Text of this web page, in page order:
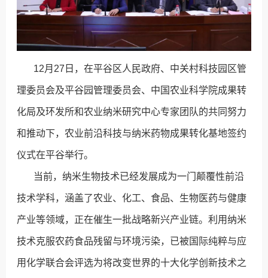
12月27日，在平谷区人民政府、中关村科技园区管
理委员会及平谷园管理委员会、中国农业科学院成果转
化局及环发所和农业纳米研究中心专家团队的共同努力
和推动下，农业前沿科技与纳米药物成果转化基地签约
仪式在平谷举行。
当前，纳米生物技术已经发展成为一门颠覆性前沿
技术学科，涵盖了农业、化工、食品、生物医药与健康
产业等领域，正在催生一批战略新兴产业链。利用纳米
技术克服农药食品残留与环境污染，已被国际纯粹与应
用化学联合会评选为将改变世界的十大化学创新技术之